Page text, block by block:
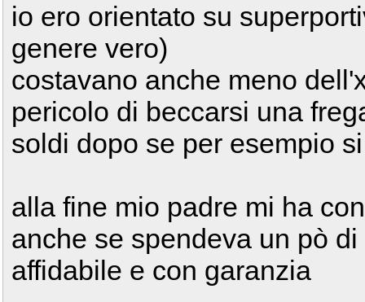
io ero orientato su
genere vero)
costavano anche meno
pericolo di beccarsi una
soldi dopo se per esempio
alla fine mio padre mi ha
anche se spendeva un pò
affidabile e con garanzia